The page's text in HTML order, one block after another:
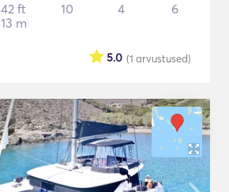
42 ft
13 m
10 4 6
(1 arvustused)
5.0